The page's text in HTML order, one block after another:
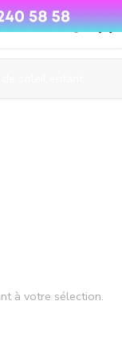
à votre sélection.